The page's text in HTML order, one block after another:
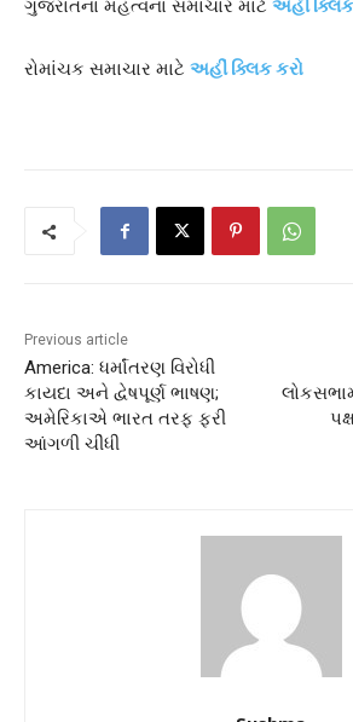
ગુજરાતના મહત્વના સમાચાર માટે અહીં
રોમાંચક સમાચાર માટે અહીં ક્લિક કરો
Previous article
America: ધર્માંતરણ વિરોધી
કાયદા અને દ્વેષપૂર્ણ ભાષણ;
અમેરિકાએ ભારત તરફ ફરી
આંગળી ચીંધી